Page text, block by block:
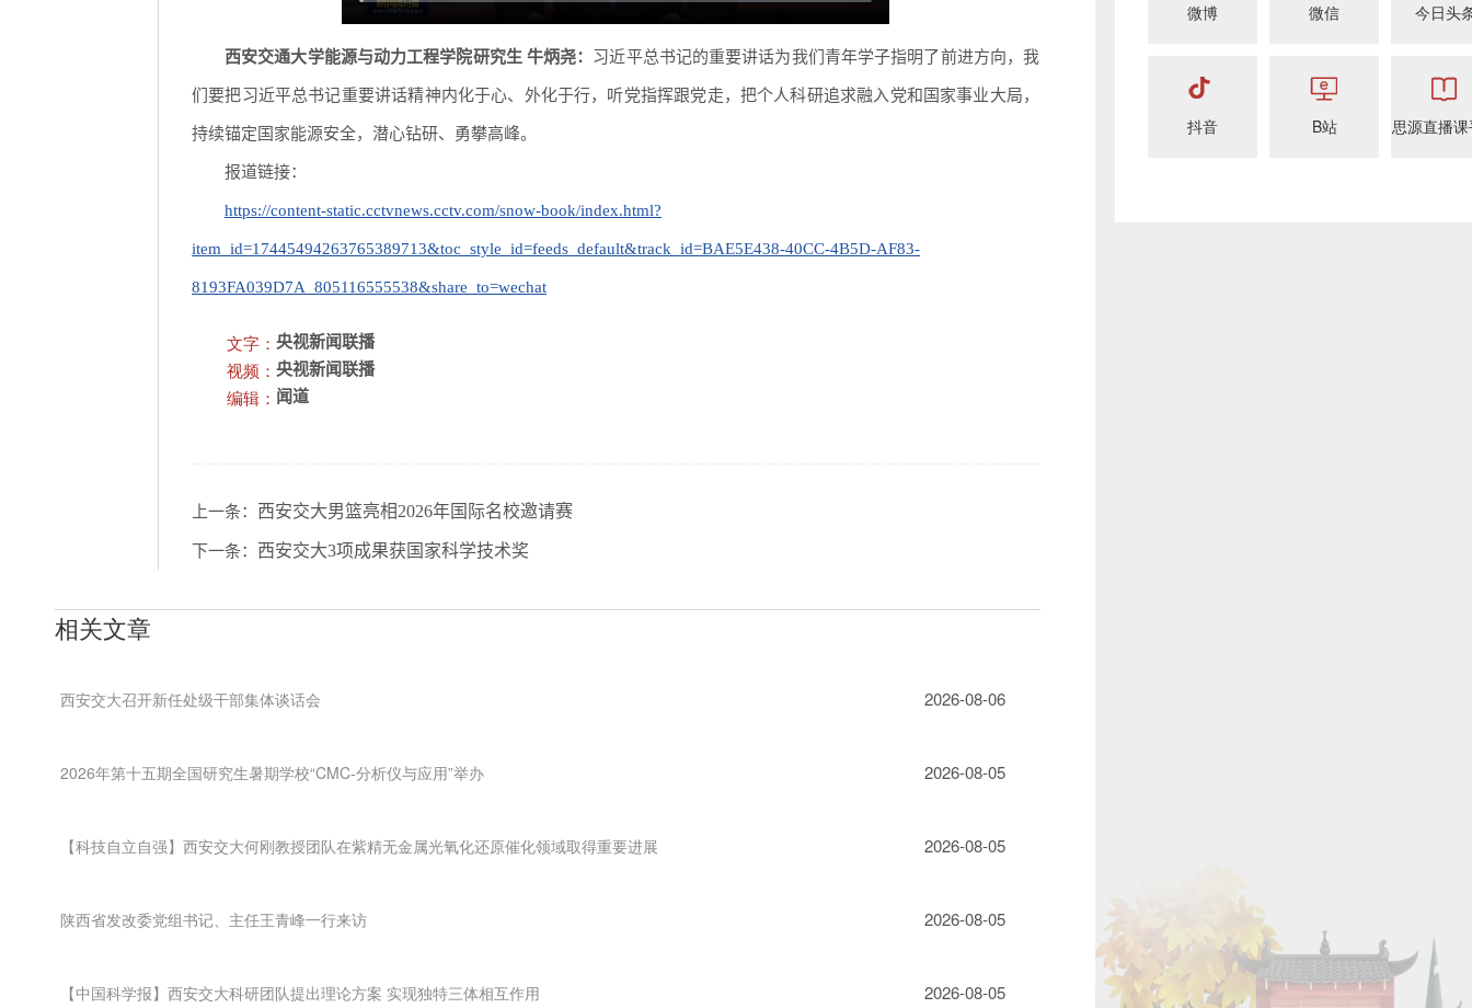
西安交通大学能源与动力工程学院研究生 牛炳尧： 习近平总书记的重要讲话为我们青年学子指明了前进方向，我
们要把习近平总书记重要讲话精神内化于心、外化于行，听党指挥跟党走，把个人科研追求融入党和国家事业大局，
持续锚定国家能源安全，潜心钻研、勇攀高峰。
报道链接：
https://content-static.cctvnews.cctv.com/snow-book/index.html?
item_id=17445494263765389713&toc_style_id=feeds_default&track_id=BAE5E438-40CC-4B5D-AF83-
8193FA039D7A_805116555538&share_to=wechat
文字： 央视新闻联播
视频： 央视新闻联播
编辑： 闻道
上一条： 西安交大男篮亮相2026年国际名校邀请赛
下一条： 西安交大3项成果获国家科学技术奖
相关文章
西安交大召开新任处级干部集体谈话会 2026-08-06
2026年第十五期全国研究生暑期学校“CMC-分析仪与应用”举办 2026-08-05
【科技自立自强】西安交大何刚教授团队在紫精无金属光氧化还原催化领域取得重要进展 2026-08-05
陕西省发改委党组书记、主任王青峰一行来访 2026-08-05
【中国科学报】西安交大科研团队提出理论方案 实现独特三体相互作用 2026-08-05
微博 微信 今日头
抖音 B站 思源直播